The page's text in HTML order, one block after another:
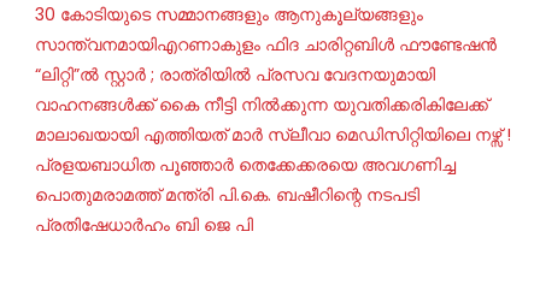
30 കോടിയുടെ സമ്മാനങ്ങളും ആനുകൂല്യങ്ങളും
സാന്ത്വനമായിഎറണാകുളം ഫിദ ചാരിറ്റബിൾ ഫൗണ്ടേഷൻ
“ലിറ്റി”ൽ സ്റ്റാർ ; രാത്രിയിൽ പ്രസവ വേദനയുമായി
വാഹനങ്ങൾക്ക് കൈ നീട്ടി നിൽക്കുന്ന യുവതിക്കരികിലേക്ക്
മാലാഖയായി എത്തിയത് മാർ സ്ലീവാ മെഡിസിറ്റിയിലെ നഴ്സ് !
പ്രളയബാധിത പൂഞ്ഞാർ തെക്കേക്കരയെ അവഗണിച്ച
പൊതുമരാമത്ത് മന്ത്രി പി.കെ. ബഷീറിന്റെ നടപടി
പ്രതിഷേധാർഹം ബി ജെ പി